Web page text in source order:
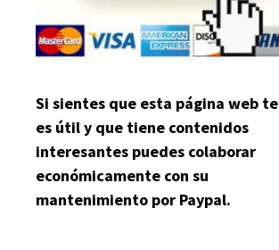
Si sientes que esta página web te
es útil y que tiene contenidos
interesantes puedes colaborar
económicamente con su
mantenimiento por Paypal.